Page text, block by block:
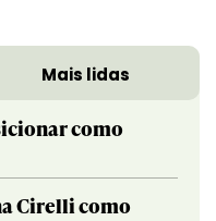
Mais lidas
como
Cirelli como